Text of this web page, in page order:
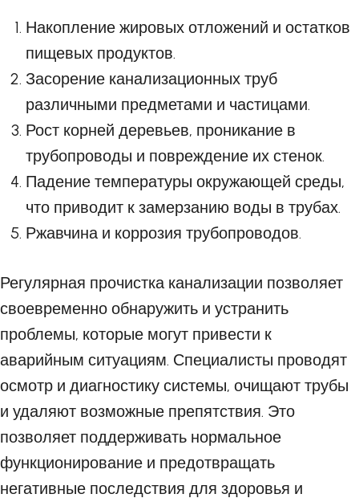
Накопление жировых отложений и остатков
пищевых продуктов.
Засорение канализационных труб
различными предметами и частицами.
Рост корней деревьев, проникание в
трубопроводы и повреждение их стенок.
Падение температуры окружающей среды,
что приводит к замерзанию воды в трубах.
Ржавчина и коррозия трубопроводов.
Регулярная прочистка канализации позволяет
своевременно обнаружить и устранить
проблемы, которые могут привести к
аварийным ситуациям. Специалисты проводят
осмотр и диагностику системы, очищают трубы
и удаляют возможные препятствия. Это
позволяет поддерживать нормальное
функционирование и предотвращать
негативные последствия для здоровья и